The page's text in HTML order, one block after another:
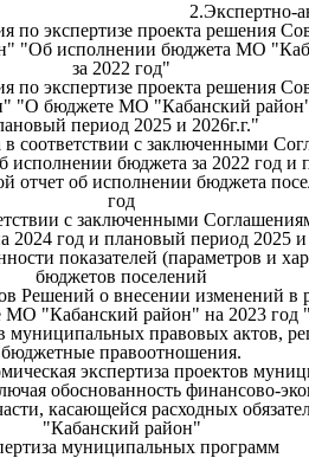
2.Экспертно-
по экспертизе проекта решения
"Об исполнении бюджета МО
за 2022 год"
по экспертизе проекта решения
"О бюджете МО "Кабанский район"
период 2025 и 2026г.г."
соответствии с заключенными
исполнении бюджета за 2022 год и
отчет об исполнении бюджета
год
с заключенными
2024 год и плановый период 2025 и
показателей (параметров и
бюджетов поселений
Решений о внесении изменений
МО "Кабанский район" на 2023 год
муниципальных правовых актов,
бюджетные правоотношения.
экспертиза проектов
обоснованность финансово-
касающейся расходных
"Кабанский район"
муниципальных программ